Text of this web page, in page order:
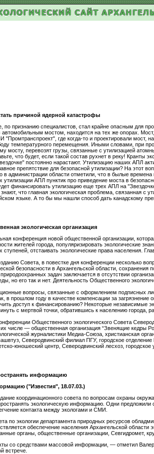
причиной ядерной катастрофы
по признанию специалистов, стал крайне опасным для
мостом, находится на тех же опорах.
где когда-то и проектировали мост,
температурного перемещения. Иными словами, при
мосту, перевозят грузы, связанные с утилизацией
что будет, если такой состав рухнет в реку! Кранты
постоянно нарастают. Утилизацию наших АПЛ
препятствие для безопасной утилизации? На этот
администрации области отметили, что в былые
АПЛ пунктик про приведение моста в
финансировать утилизацию еще трех АПЛ на
что главная экологическая проблема, связанная
языке. А то бы мы нашли способ дать канадскому
экологическая организация
конференция новой общественной организации,
жителей города, популяризировать экологические
отстаивать экологические права населения.
Совета, в повестке дня конференции несколько
безопасности в Архангельской области,
задач заключается в отсутствии
но его так и нет. Деятельность Общественного
вопросы, связанные с оформлением подписных
в прошлом году в качестве компенсации за
доступ к финансированию? Некоторые независимые
с мертвой точки, обратившись к населению
Общественного экологического Совета
числе — общественная организация “Звенящие кедры
журналистики Медиа-Союза, христианская
Северодвинский филиал ПГУ, городское
юношеский центр, Северодвинский лесхоз,
информацию
("Известия", 18.07.03.)
координационного совета по вопросам охраны
экологическую информацию. Одни
контакта между экологами и СМИ.
по экологии департамента природных ресурсов
обеспечение населения Архангельской области
органы, общественные организации, Севгидромет,
со средствами массовой информации, — отметил
встрече.